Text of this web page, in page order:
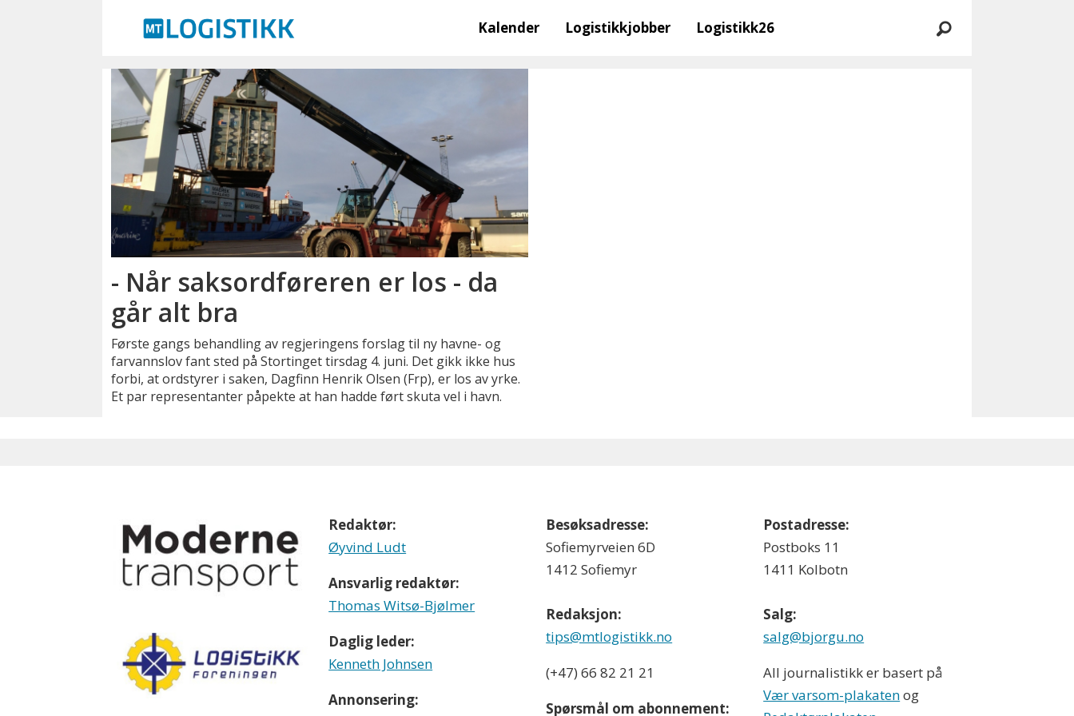
Kalender Logistikkjobber Logistikk26
dagfinn
- Når saksordføreren er los - da
går alt bra
Første gangs behandling av regjeringens forslag til ny havne- og
farvannslov fant sted på Stortinget tirsdag 4. juni. Det gikk ikke hus
forbi, at ordstyrer i saken, Dagfinn Henrik Olsen (Frp), er los av yrke.
Et par representanter påpekte at han hadde ført skuta vel i havn.
Redaktør:
Øyvind Ludt
Ansvarlig redaktør:
Thomas Witsø-Bjølmer
Daglig leder:
Kenneth Johnsen
Annonsering:
Besøksadresse:
Sofiemyrveien 6D
1412 Sofiemyr
Redaksjon:
tips@mtlogistikk.no
(+47) 66 82 21 21
Spørsmål om abonnement:
Postadresse:
Postboks 11
1411 Kolbotn
Salg:
salg@bjorgu.no
All journalistikk er basert på
Vær varsom-plakatenog